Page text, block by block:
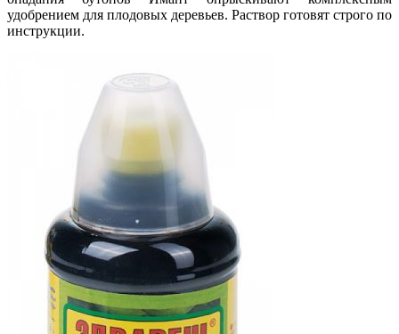
удобрением для плодовых деревьев. Раствор готовят строго по
инструкции.